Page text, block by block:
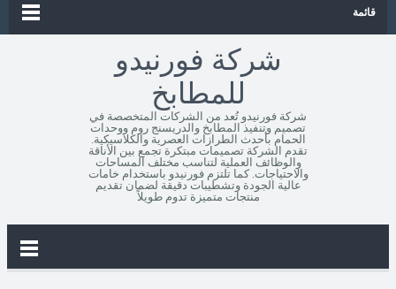
قائمة
شركة فورنيدو
للمطابخ
شركة فورنيدو تُعد من الشركات المتخصصة في
تصميم وتنفيذ المطابخ والدريسنج روم ووحدات
الحمام بأحدث الطرازات العصرية والكلاسيكية.
تقدم الشركة تصميمات مبتكرة تجمع بين الأناقة
والوظائف العملية لتناسب مختلف المساحات
والاحتياجات. كما تلتزم فورنيدو باستخدام خامات
عالية الجودة وتشطيبات دقيقة لضمان تقديم
منتجات متميزة تدوم طويلاً